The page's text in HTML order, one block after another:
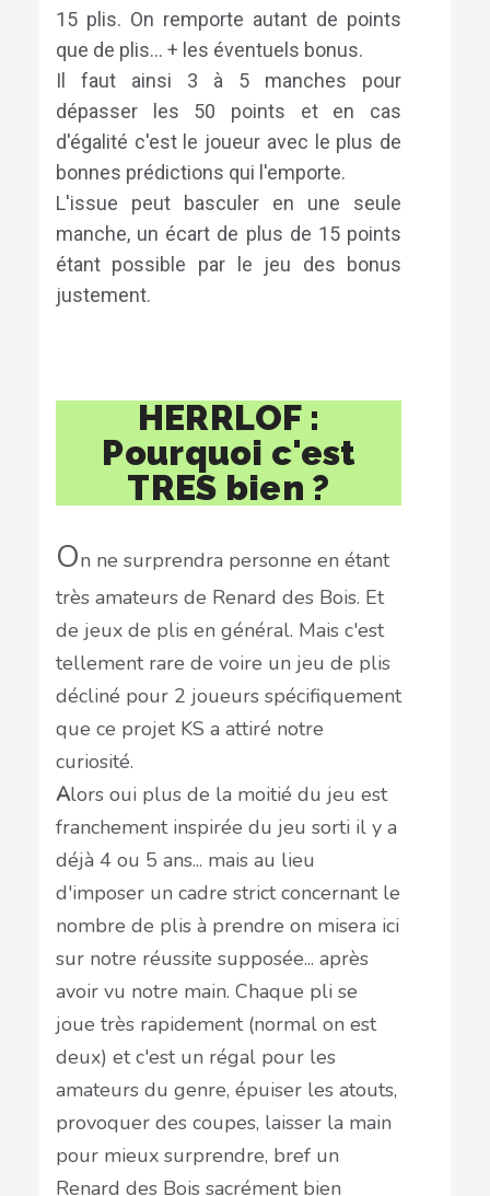
15 plis. On remporte autant de points
que de plis... + les éventuels bonus.
Il faut ainsi 3 à 5 manches pour
dépasser les 50 points et en cas
d'égalité c'est le joueur avec le plus de
bonnes prédictions qui l'emporte.
L'issue peut basculer en une seule
manche, un écart de plus de 15 points
étant possible par le jeu des bonus
justement.
HERRLOF :
Pourquoi c'est
TRES bien ?
On ne surprendra personne en étant
très amateurs de Renard des Bois. Et
de jeux de plis en général. Mais c'est
tellement rare de voire un jeu de plis
décliné pour 2 joueurs spécifiquement
que ce projet KS a attiré notre
curiosité.
Alors oui plus de la moitié du jeu est
franchement inspirée du jeu sorti il y a
déjà 4 ou 5 ans... mais au lieu
d'imposer un cadre strict concernant le
nombre de plis à prendre on misera ici
sur notre réussite supposée... après
avoir vu notre main. Chaque pli se
joue très rapidement (normal on est
deux) et c'est un régal pour les
amateurs du genre, épuiser les atouts,
provoquer des coupes, laisser la main
pour mieux surprendre, bref un
Renard des Bois sacrément bien